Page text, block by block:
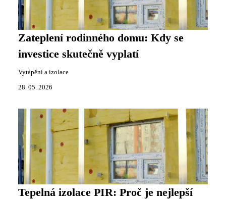
Zateplení rodinného domu: Kdy se
investice skutečně vyplatí
Vytápění a izolace
28. 05. 2026
Tepelná izolace PIR: Proč je nejlepší